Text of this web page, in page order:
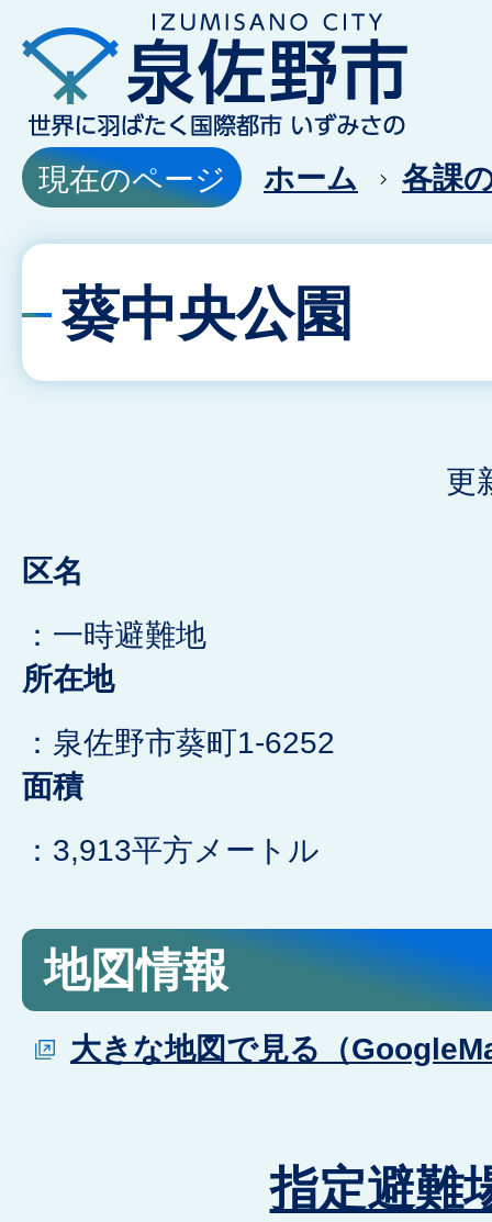
現在のページ ホーム 各課
葵中央公園
更
区名
：一時避難地
所在地
：泉佐野市葵町1-6252
面積
：3,913平方メートル
地図情報
大きな地図で見る（
指定避難